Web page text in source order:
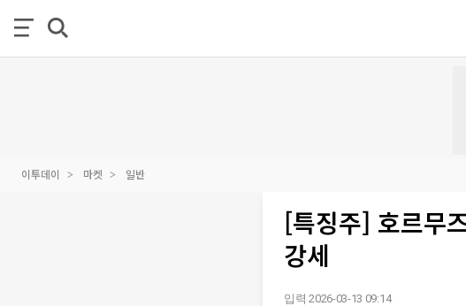
이투데이 마켓 일반
[특징주] 호르무
강세
입력 2026-03-13 09:14